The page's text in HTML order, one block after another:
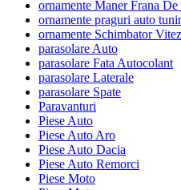
ornamente Maner Frana De
ornamente praguri auto
ornamente Schimbator
parasolare Auto
parasolare Fata Autocolant
parasolare Laterale
parasolare Spate
Paravanturi
Piese Auto
Piese Auto Aro
Piese Auto Dacia
Piese Auto Remorci
Piese Moto